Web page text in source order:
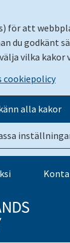
för att
du godkänt
vilka kakor
cookiepolicy
alla kakor